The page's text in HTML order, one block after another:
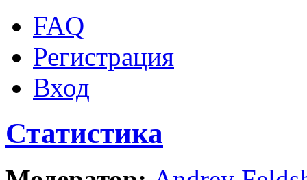
FAQ
Регистрация
Вход
Статистика